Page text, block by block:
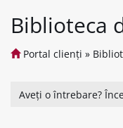
Biblioteca
Portal clienți »